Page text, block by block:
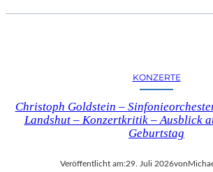
KONZERTE
Christoph Goldstein –
Landshut – Konzertkritik – Ausblick
Geburtstag
Veröffentlicht am:29. Juli 2026von